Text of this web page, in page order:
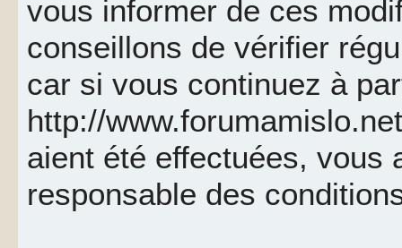
vous informer de ces
conseillons de vérifier
car si vous continuez à
http://
aient été effectuées, vous
responsable des